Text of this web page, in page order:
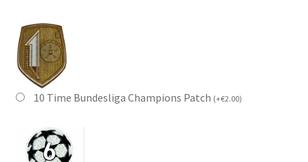
10 Time Bundesliga Champions Patch (+€2.00)